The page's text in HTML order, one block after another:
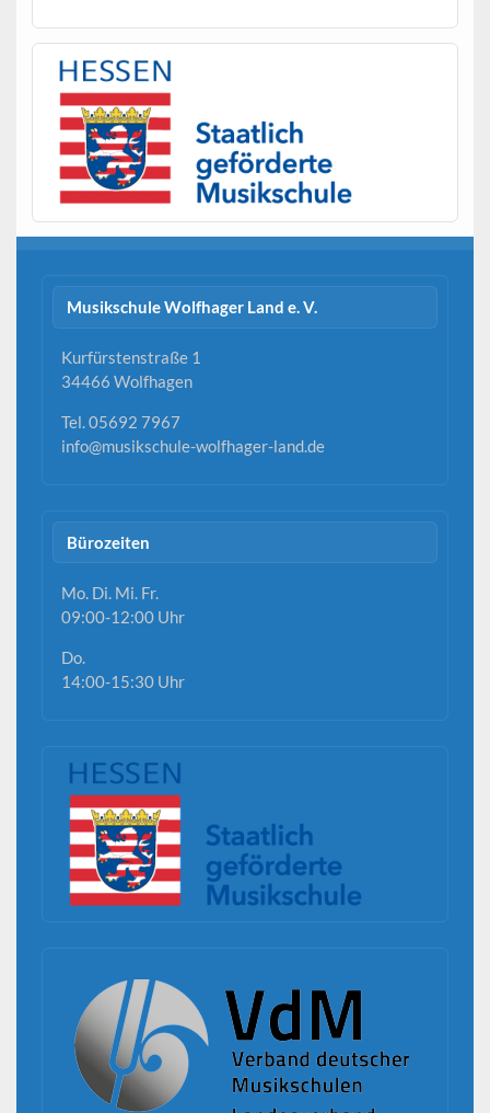
Musikschule Wolfhager Land e. V.
Kurfürstenstraße 1
34466 Wolfhagen
Tel. 05692 7967
info@musikschule-wolfhager-land.de
Bürozeiten
Mo. Di. Mi. Fr.
09:00-12:00 Uhr
Do.
14:00-15:30 Uhr